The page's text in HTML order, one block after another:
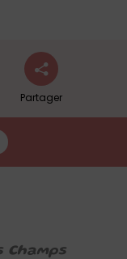
Partager
Champs